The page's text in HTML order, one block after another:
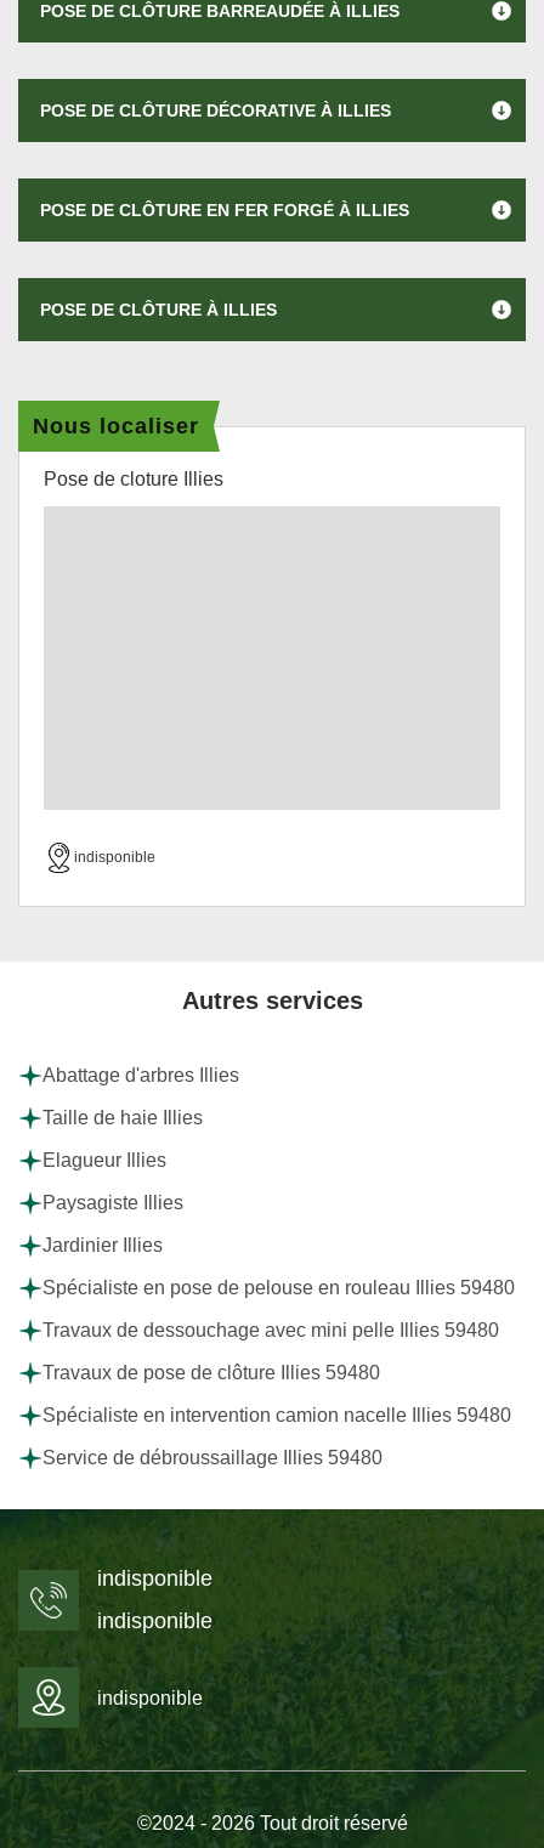
POSE DE CLÔTURE BARREAUDÉE À ILLIES
POSE DE CLÔTURE DÉCORATIVE À ILLIES
POSE DE CLÔTURE EN FER FORGÉ À ILLIES
POSE DE CLÔTURE À ILLIES
Nous localiser
Pose de cloture Illies
indisponible
Autres services
Abattage d'arbres Illies
Taille de haie Illies
Elagueur Illies
Paysagiste Illies
Jardinier Illies
Spécialiste en pose de pelouse en rouleau Illies 59480
Travaux de dessouchage avec mini pelle Illies 59480
Travaux de pose de clôture Illies 59480
Spécialiste en intervention camion nacelle Illies 59480
Service de débroussaillage Illies 59480
indisponible
indisponible
indisponible
©2024 - 2026 Tout droit réservé